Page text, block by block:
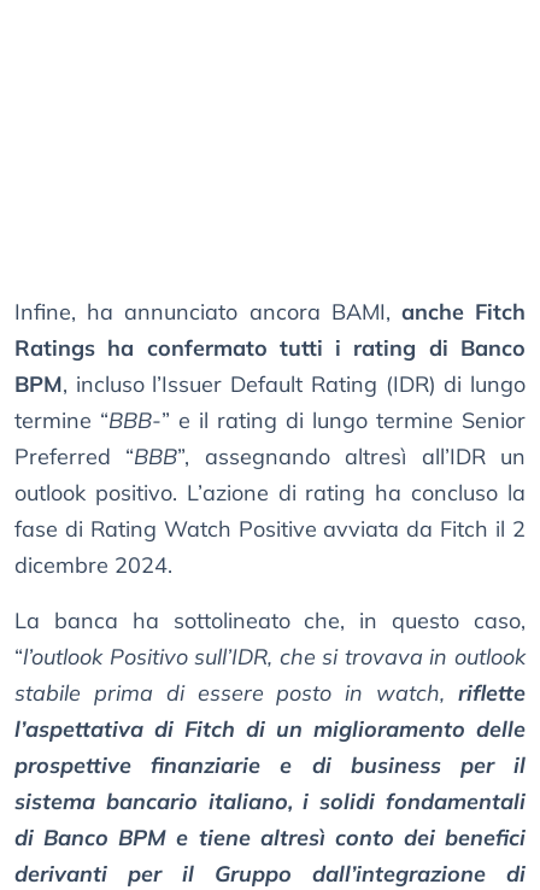
Infine, ha annunciato ancora BAMI, anche Fitch
Ratings ha confermato tutti i rating di Banco
BPM, incluso l’Issuer Default Rating (IDR) di lungo
termine “BBB-” e il rating di lungo termine Senior
Preferred “BBB”, assegnando altresì all’IDR un
outlook positivo. L’azione di rating ha concluso la
fase di Rating Watch Positive avviata da Fitch il 2
dicembre 2024.
La banca ha sottolineato che, in questo caso,
“l’outlook Positivo sull’IDR, che si trovava in outlook
stabile prima di essere posto in watch, riflette
l’aspettativa di Fitch di un miglioramento delle
prospettive finanziarie e di business per il
sistema bancario italiano, i solidi fondamentali
di Banco BPM e tiene altresì conto dei benefici
derivanti per il Gruppo dall’integrazione di